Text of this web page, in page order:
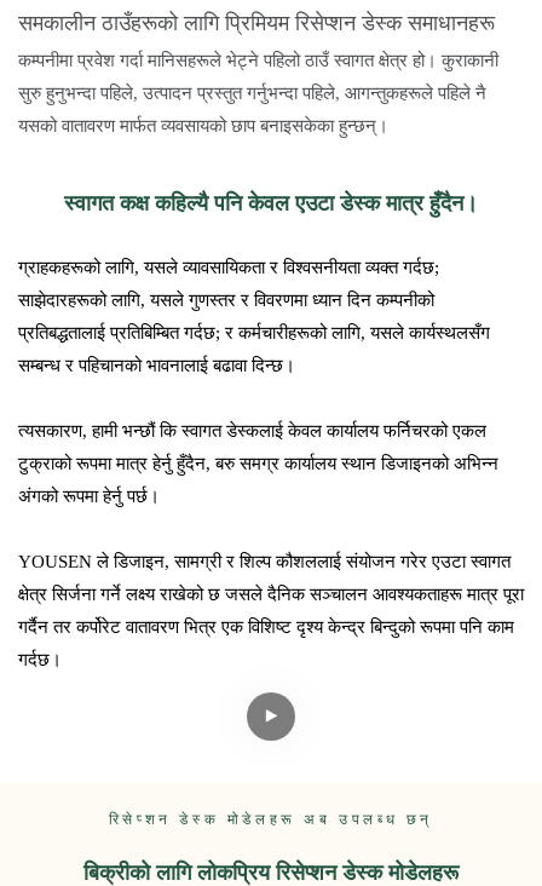
समकालीन ठाउँहरूको लागि प्रिमियम रिसेप्शन डेस्क समाधानहरू
कम्पनीमा प्रवेश गर्दा मानिसहरूले भेट्ने पहिलो ठाउँ स्वागत क्षेत्र हो। कुराकानी
सुरु हुनुभन्दा पहिले, उत्पादन प्रस्तुत गर्नुभन्दा पहिले, आगन्तुकहरूले पहिले नै
यसको वातावरण मार्फत व्यवसायको छाप बनाइसकेका हुन्छन्।
स्वागत कक्ष कहिल्यै पनि केवल एउटा डेस्क मात्र हुँदैन।
ग्राहकहरूको लागि, यसले व्यावसायिकता र विश्वसनीयता व्यक्त गर्दछ;
साझेदारहरूको लागि, यसले गुणस्तर र विवरणमा ध्यान दिन कम्पनीको
प्रतिबद्धतालाई प्रतिबिम्बित गर्दछ; र कर्मचारीहरूको लागि, यसले कार्यस्थलसँग
सम्बन्ध र पहिचानको भावनालाई बढावा दिन्छ।
त्यसकारण, हामी भन्छौं कि स्वागत डेस्कलाई केवल कार्यालय फर्निचरको एकल
टुक्राको रूपमा मात्र हेर्नु हुँदैन, बरु समग्र कार्यालय स्थान डिजाइनको अभिन्न
अंगको रूपमा हेर्नु पर्छ।
YOUSEN ले डिजाइन, सामग्री र शिल्प कौशललाई संयोजन गरेर एउटा स्वागत
क्षेत्र सिर्जना गर्ने लक्ष्य राखेको छ जसले दैनिक सञ्चालन आवश्यकताहरू मात्र पूरा
गर्दैन तर कर्पोरेट वातावरण भित्र एक विशिष्ट दृश्य केन्द्र बिन्दुको रूपमा पनि काम
गर्दछ।
रिसेप्शन डेस्क मोडेलहरू अब उपलब्ध छन्
बिक्रीको लागि लोकप्रिय रिसेप्शन डेस्क मोडेलहरू